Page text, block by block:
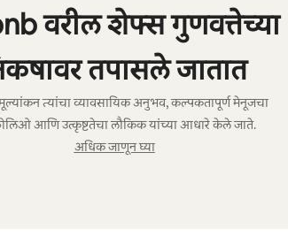
वरील शेफ्स गुणवत्तेच्या
तपासले जातात
त्यांचा व्यावसायिक अनुभव, कल्पकतापूर्ण मेनूजचा
आणि उत्कृष्टतेचा लौकिक यांच्या आधारे केले जाते.
अधिक जाणून घ्या